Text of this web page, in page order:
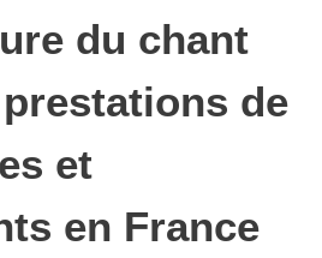
du chant
de
et
en France